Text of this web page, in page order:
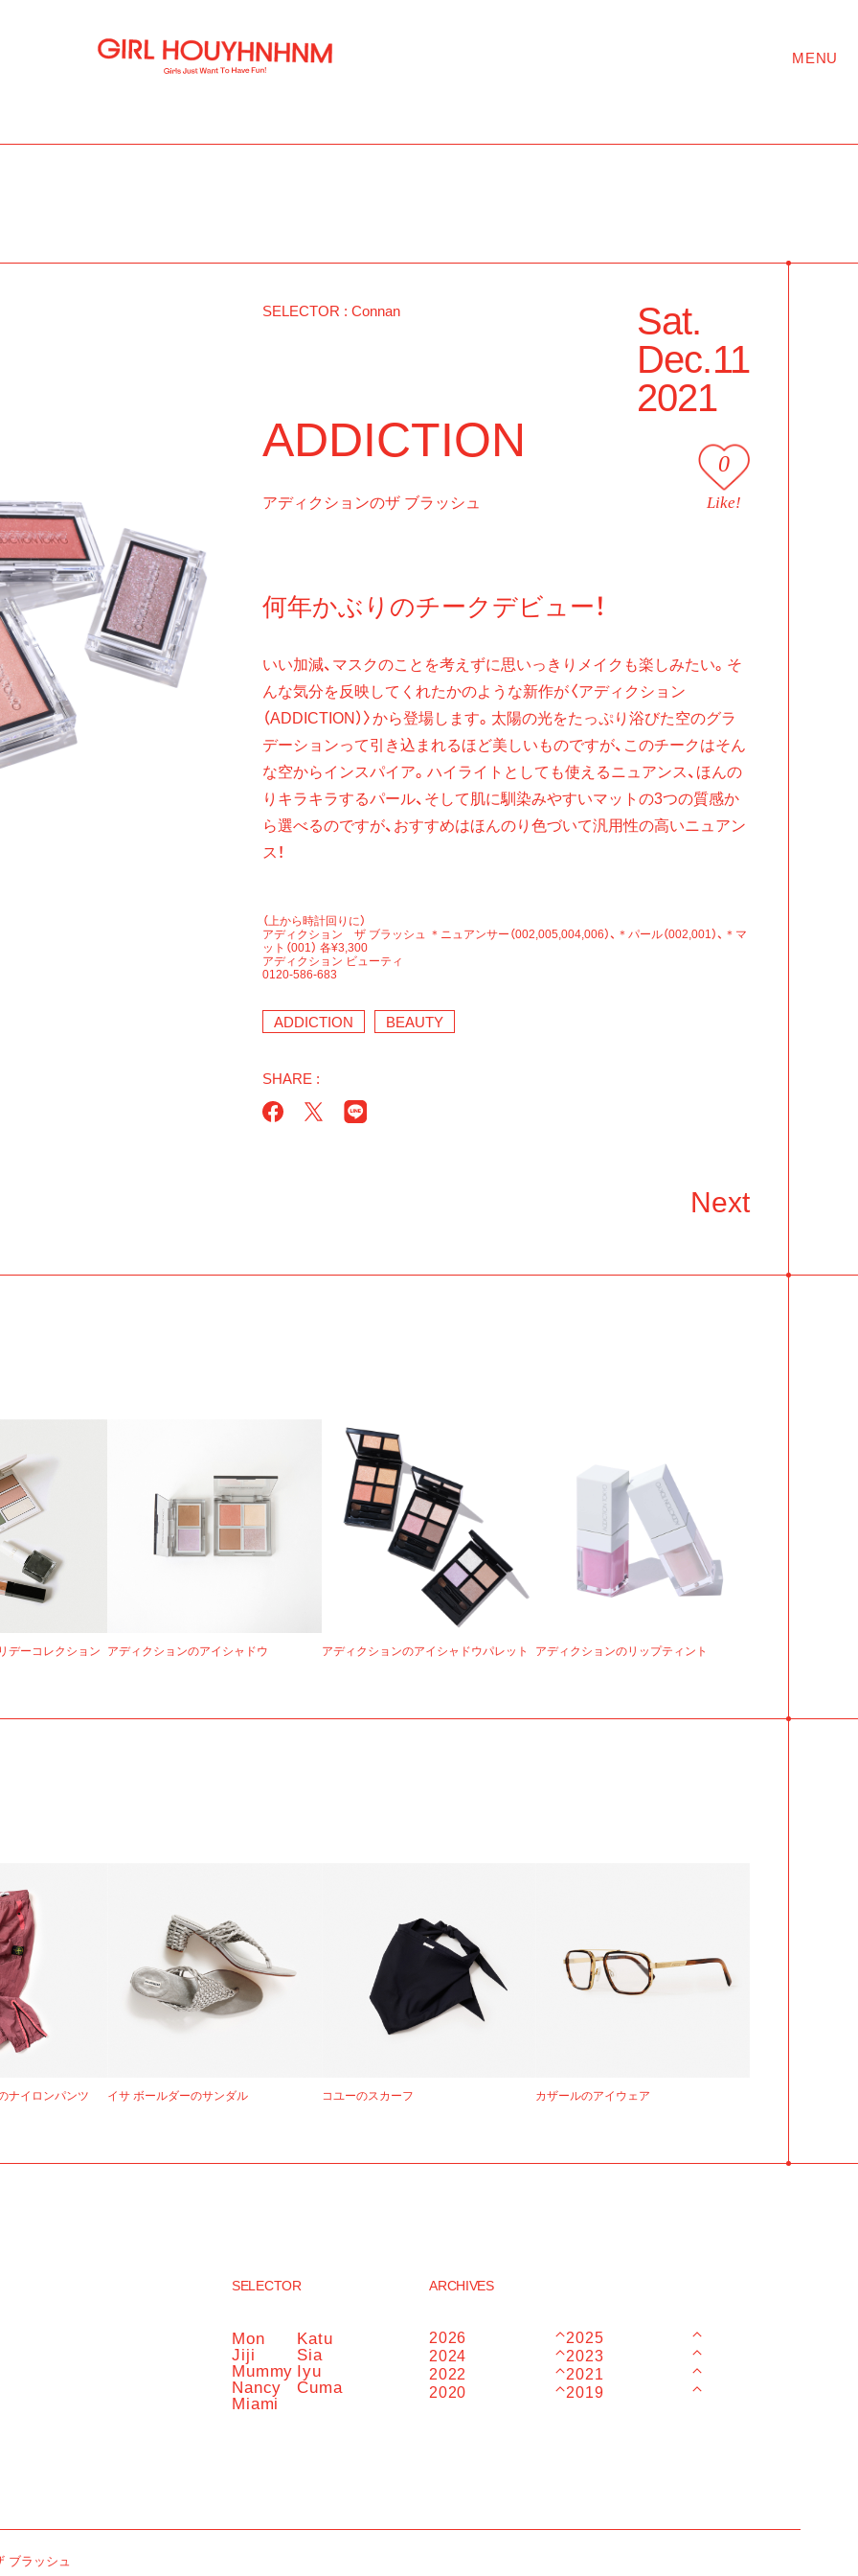
MENU
Sat.
Dec.11
2021
SELECTOR : Connan
ADDICTION
アディクションのザ ブラッシュ
0
Like!
何年かぶりのチークデビュー！
いい加減、マスクのことを考えずに思いっきりメイクも楽しみたい。そ
んな気分を反映してくれたかのような新作が〈アディクション
（ADDICTION）〉から登場します。太陽の光をたっぷり浴びた空のグラ
デーションって引き込まれるほど美しいものですが、このチークはそん
な空からインスパイア。ハイライトとしても使えるニュアンス、ほんの
りキラキラするパール、そして肌に馴染みやすいマットの3つの質感か
ら選べるのですが、おすすめはほんのり色づいて汎用性の高いニュアン
ス！
（上から時計回りに）
アディクション ザ ブラッシュ ＊ニュアンサー（002,005,004,006）、＊パール（002,001）、＊マ
ット（001） 各¥3,300
アディクション ビューティ
0120-586-683
ADDICTION BEAUTY
SHARE :
Next
デーコレクション アディクションのアイシャドウ アディクションのアイシャドウパレット アディクションのリップティント
ナイロンパンツ イサ ボールダーのサンダル コユーのスカーフ カザールのアイウェア
SELECTOR
Mon
Katu
Jiji
Sia
Mummy Iyu
Nancy
Cuma
Miami
ARCHIVES
2026
2025
2024
2023
2022
2021
2020
2019
ブラッシュ